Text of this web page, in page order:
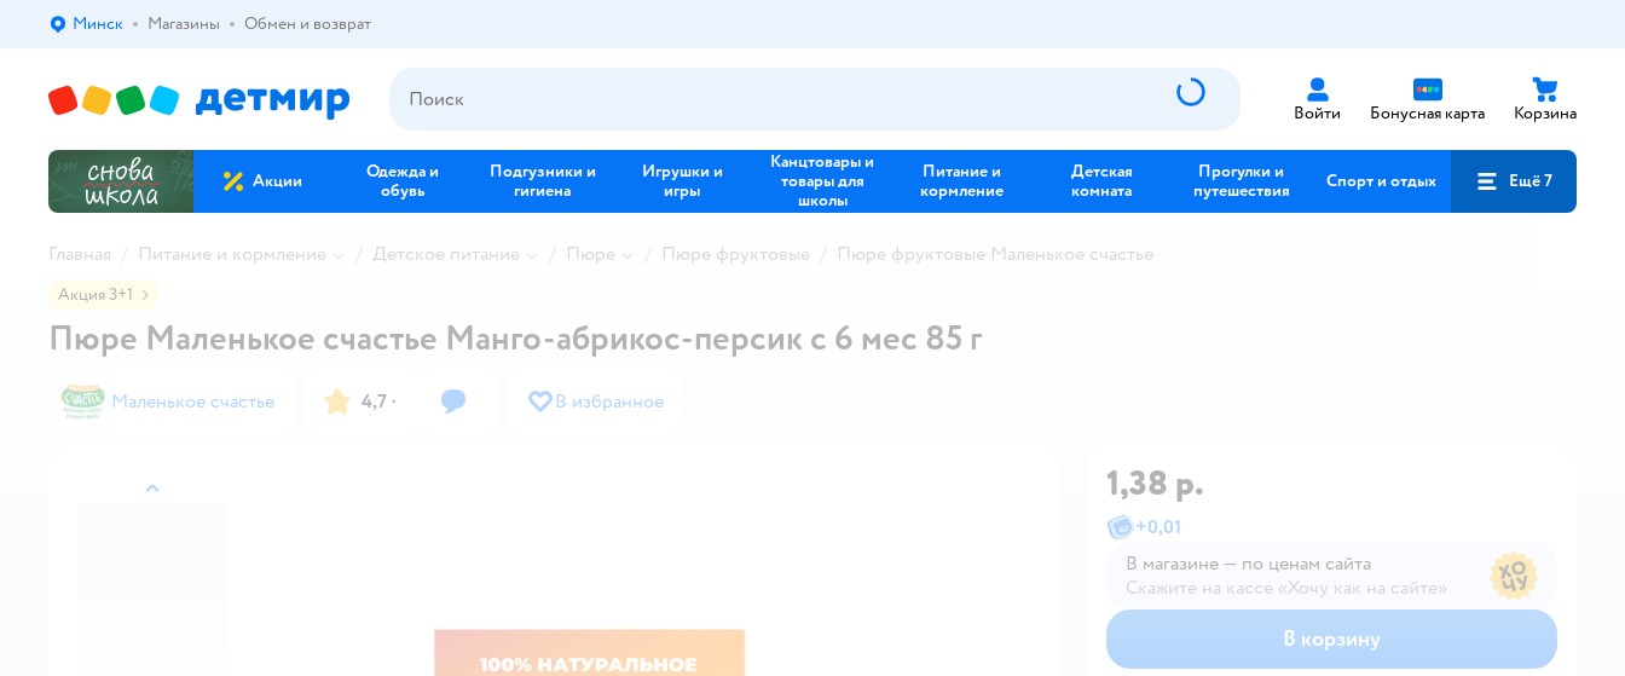
Выбор адреса доставки.
Минск Магазины Обмен и возврат
Войти Бонусная карта Корзина
Акции
Одежда и
обувь
Подгузники и
гигиена
Игрушки и
игры
Канцтовары и
товары для
школы
Питание и
кормление
Детская
комната
Прогулки и
путешествия
Спорт и отдых Ещё 7
Главная Питание и кормление Детское питание Пюре Пюре фруктовые Пюре фруктовые Маленькое счастье
назад
Акция 3+1
Пюре Маленькое счастье Манго-абрикос-персик с 6 мес 85 г
Маленькое счастье 4,7 · В избранное
1,38 р.
+0,01
В магазине — по ценам сайта
Скажите на кассе «Хочу как на сайте»
В магазине — по ценам сайта
В корзину